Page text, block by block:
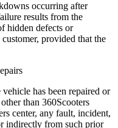
occurring after
results from the
hidden defects or
provided that the
has been repaired or
than 360Scooters
center, any fault, incident,
indirectly from such prior